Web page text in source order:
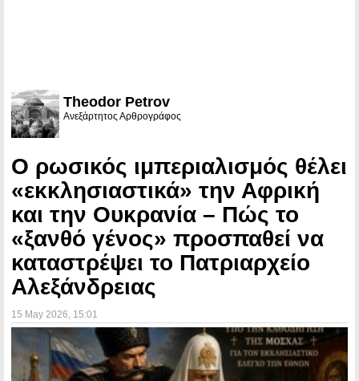
Theodor Petrov
Ανεξάρτητος Αρθρογράφος
Ο ρωσικός ιμπεριαλισμός θέλει
«εκκλησιαστικά» την Αφρική
και την Ουκρανία – Πώς το
«ξανθό γένος» προσπαθεί να
καταστρέψει το Πατριαρχείο
Αλεξάνδρειας
15 May 2026 , 15:01